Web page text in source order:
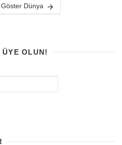
Dünya
ÜYE OLUN!